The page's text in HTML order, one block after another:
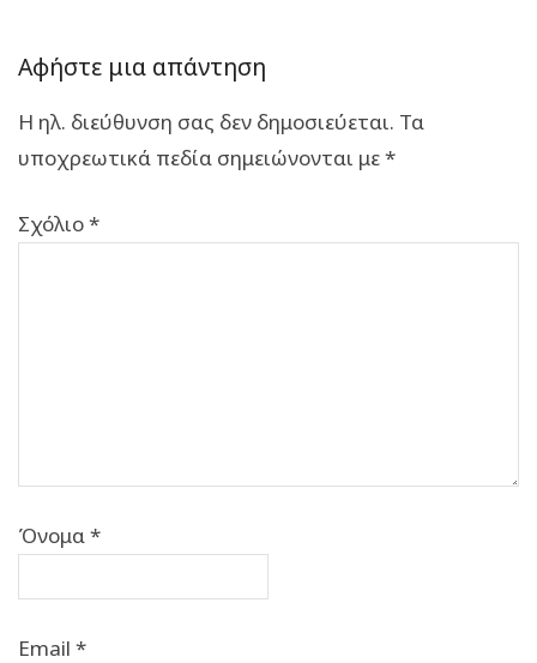
Αφήστε μια απάντηση
Η ηλ. διεύθυνση σας δεν δημοσιεύεται. Τα
υποχρεωτικά πεδία σημειώνονται με*
Σχόλιο*
Όνομα *
Email *